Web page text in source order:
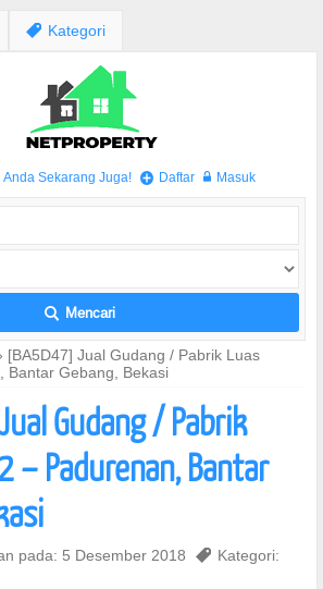
, Kategori
Anda Sekarang Juga! + Daftar w Masuk
L Mencari
[BA5D47] Jual Gudang / Pabrik Luas
Bantar Gebang, Bekasi
Gudang / Pabrik
– Padurenan, Bantar
pada: 5 Desember 2018 , Kategori: